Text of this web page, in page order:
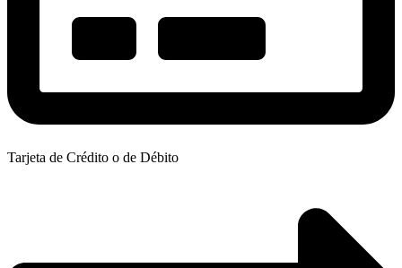
Tarjeta de Crédito o de Débito